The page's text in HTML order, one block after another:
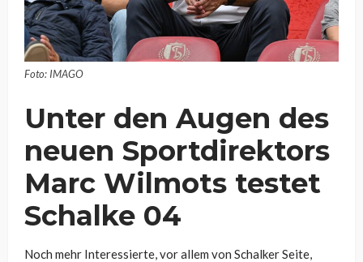
Foto: IMAGO
Unter den Augen des
neuen Sportdirektors
Marc Wilmots testet
Schalke 04
Noch mehr Interessierte, vor allem von Schalker Seite,